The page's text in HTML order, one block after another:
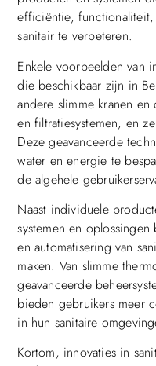
efficiëntie,
sanitair te verbeteren.
Enkele voorbeelden van
die beschikbaar zijn in
andere slimme kranen
en filtratiesystemen, en
Deze geavanceerde
water en energie te
de algehele
Naast individuele
systemen en
en automatisering van
maken. Van slimme
geavanceerde
bieden gebruikers meer
in hun sanitaire
Kortom, innovaties in